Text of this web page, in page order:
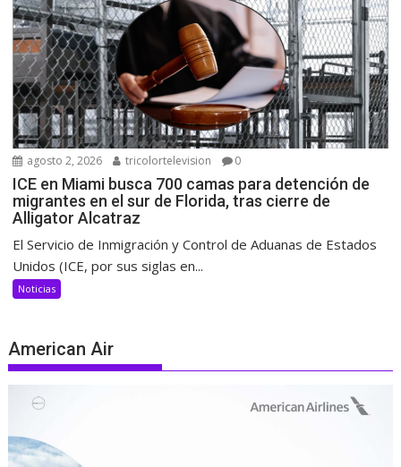
agosto 2, 2026 tricolortelevision 0
ICE en Miami busca 700 camas para detención de
migrantes en el sur de Florida, tras cierre de
Alligator Alcatraz
El Servicio de Inmigración y Control de Aduanas de Estados
Unidos (ICE, por sus siglas en...
Noticias
American Air